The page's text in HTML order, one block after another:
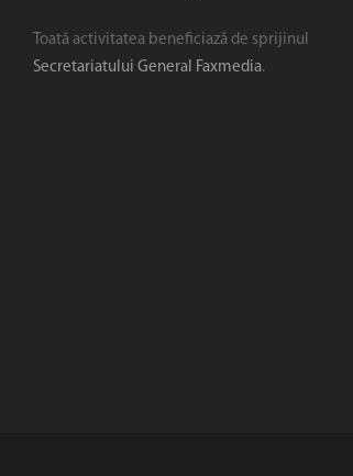
Toată activitatea beneficiază de sprijinul
Secretariatului General Faxmedia.